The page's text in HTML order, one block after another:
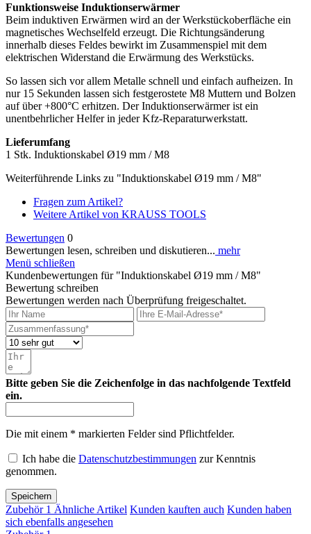
Funktionsweise Induktionserwärmer
Beim induktiven Erwärmen wird an der Werkstückoberfläche ein
magnetisches Wechselfeld erzeugt. Die Richtungsänderung
innerhalb dieses Feldes bewirkt im Zusammenspiel mit dem
elektrischen Widerstand die Erwärmung des Werkstücks.
So lassen sich vor allem Metalle schnell und einfach aufheizen. In
nur 15 Sekunden lassen sich festgerostete M8 Muttern und Bolzen
auf über +800°C erhitzen. Der Induktionserwärmer ist ein
unentbehrlicher Helfer in jeder Kfz-Reparaturwerkstatt.
Lieferumfang
1 Stk. Induktionskabel Ø19 mm / M8
Weiterführende Links zu "Induktionskabel Ø19 mm / M8"
Fragen zum Artikel?
Weitere Artikel von KRAUSS TOOLS
Bewertungen 0
Bewertungen lesen, schreiben und diskutieren... mehr
Menü schließen
Kundenbewertungen für "Induktionskabel Ø19 mm / M8"
Bewertung schreiben
Bewertungen werden nach Überprüfung freigeschaltet.
Bitte geben Sie die Zeichenfolge in das nachfolgende Textfeld
ein.
Die mit einem * markierten Felder sind Pflichtfelder.
Ich habe die Datenschutzbestimmungen zur Kenntnis
genommen.
Speichern
Zubehör 1 Ähnliche Artikel Kunden kauften auch Kunden haben
sich ebenfalls angesehen